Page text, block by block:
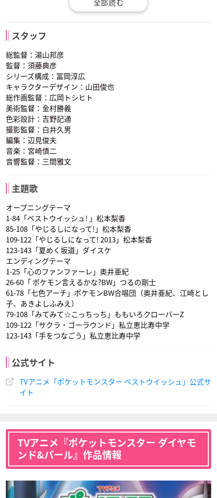
チャオブー
声優：津田美波
コジロウ
声優：三木眞一郎
チャオブー
声優：水田わさび
ヤナップ
声優：藤村知可
スタッフ
総監督：湯山邦彦
監督：須藤典彦
シリーズ構成：冨岡淳広
キャラクターデザイン：山田俊也
総作画監督：広岡トシヒト
美術監督：金村勝義
色彩設計：吉野記通
撮影監督：白井久男
編集：辺見俊夫
音楽：宮崎慎二
音響監督：三間雅文
主題歌
オープニングテーマ
1-84「ベストウイッシュ! 」松本梨香
85-108「やじるしになって!」松本梨香
109-122「やじるしになって! 2013」松本梨香
123-143「夏めく坂道」ダイスケ
エンディングテーマ
1-25「心のファンファーレ」奥井亜紀
26-60「 ポケモン言えるかな?BW」つるの剛士
61-78「七色アーチ」ポケモンBW合唱団（奥井亜紀、江崎とし
子、あきよしふみえ）
79-108「みてみて☆こっちっち」ももいろクローバーZ
109-122「サクラ・ゴーラウンド」私立恵比寿中学
123-143「手をつなごう」私立恵比寿中学
公式サイト
TVアニメ「ポケットモンスター ベストウイッシュ」公式サ
イト
TVアニメ『ポケットモンスター ダイヤモ
ンド&パール』作品情報